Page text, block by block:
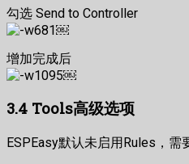
勾选 Send to Controller
￼
增加完成后
￼
3.4 Tools高级选项
ESPEasy默认未启用Rules，需